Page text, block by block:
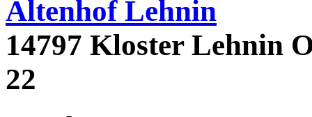
Altenhof Lehnin
14797 Kloster Lehnin
22